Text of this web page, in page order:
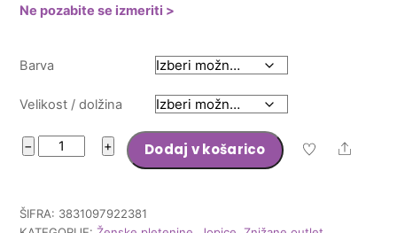
Ne pozabite se izmeriti >
Barva
Velikost / dolžina
−
Jopica
enem
količina
+ Dodaj v košarico Share
ŠIFRA: 3831097922381